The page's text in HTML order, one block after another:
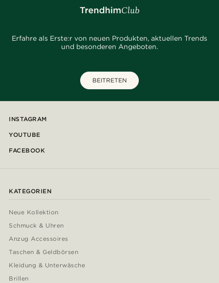
Erfahre als Erste:r von neuen Produkten, aktuellen Trends
und besonderen Angeboten.
BEITRETEN
INSTAGRAM
YOUTUBE
FACEBOOK
KATEGORIEN
Neue Kollektion
Schmuck & Uhren
Anzug Accessoires
Taschen & Geldbörsen
Kleidung & Unterwäsche
Brillen